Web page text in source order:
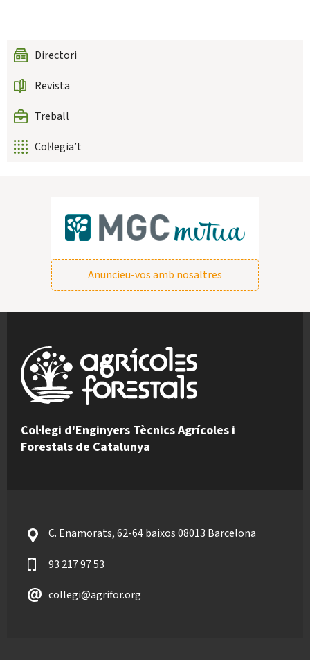
Directori
Revista
Treball
Col·legia’t
Anuncieu-vos amb nosaltres
Col·legi d'Enginyers Tècnics Agrícoles i
Forestals de Catalunya
C. Enamorats, 62-64 baixos 08013 Barcelona
93 217 97 53
collegi@agrifor.org